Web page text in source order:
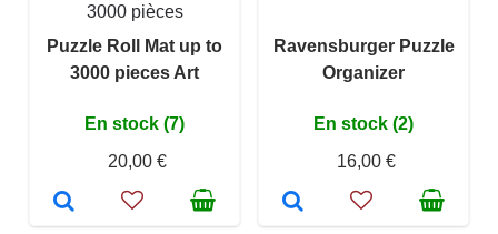
3000 pièces
Puzzle Roll Mat up to
3000 pieces Art
En stock (7)
20,00 €
Ravensburger Puzzle
Organizer
En stock (2)
16,00 €